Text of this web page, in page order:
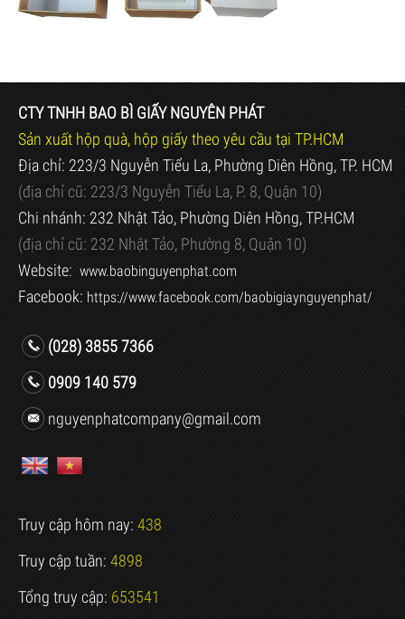
CTY TNHH BAO BÌ GIẤY NGUYÊN PHÁT
Sản xuất hộp quà, hộp giấy theo yêu cầu tại TP.HCM
Địa chỉ: 223/3 Nguyễn Tiểu La, Phường Diên Hồng, TP. HCM
(địa chỉ cũ: 223/3 Nguyễn Tiểu La, P. 8, Quận 10)
Chi nhánh: 232 Nhật Tảo, Phường Diên Hồng, TP.HCM
(địa chỉ cũ: 232 Nhật Tảo, Phường 8, Quận 10)
Website: www.baobinguyenphat.com
Facebook: https://www.facebook.com/baobigiaynguyenphat/
(028) 3855 7366
0909 140 579
nguyenphatcompany@gmail.com
Truy cập hôm nay: 438
Truy cập tuần: 4898
Tổng truy cập: 653541